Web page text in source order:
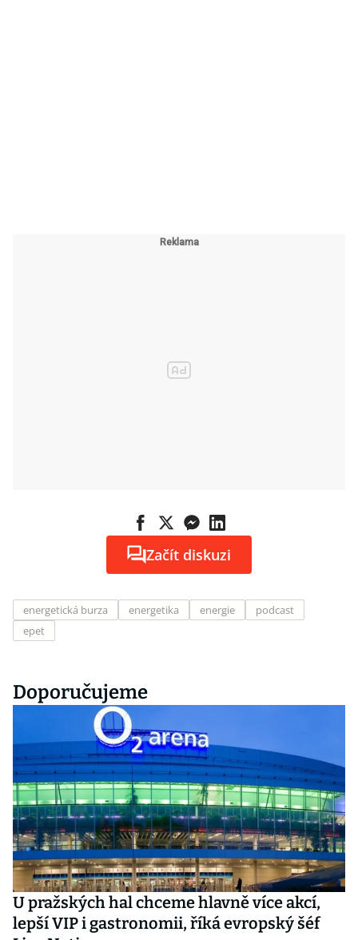
Začít diskuzi
energetická burza energetika energie
podcast
epet
Doporučujeme
U pražských hal chceme hlavně více akcí,
lepší VIP i gastronomii, říká evropský šéf